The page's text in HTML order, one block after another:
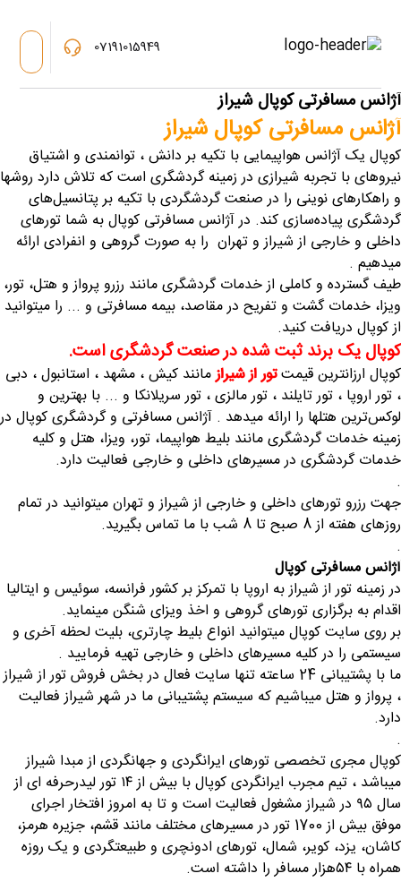
07191015949
آژانس مسافرتی کوپال شیراز
آژانس مسافرتی کوپال شیراز
کوپال یک آژانس هواپیمایی با تکیه بر دانش ، توانمندی و اشتیاق
نیروهای با تجربه شیرازی در زمینه گردشگری است که تلاش دارد روشها
و راهکارهای نوینی را در صنعت گردشگردی با تکیه بر پتانسیل‌های
گردشگری پیاده‌سازی کند. در آژانس مسافرتی کوپال به شما تورهای
داخلی و خارجی از شیراز و تهران را به صورت گروهی و انفرادی ارائه
میدهیم .
طیف گسترده و کاملی از خدمات گردشگری مانند رزرو پرواز و هتل، تور،
ویزا، خدمات گشت و تفریح در مقاصد، بیمه مسافرتی و ... را میتوانید
از کوپال دریافت کنید.
کوپال یک برند ثبت شده در صنعت گردشگری است.
کوپال ارزانترین قیمتتور از شیرازمانند کیش ، مشهد ، استانبول ، دبی
، تور اروپا ، تور تایلند ، تور مالزی ، تور سریلانکا و ... با بهترین و
لوکس‌ترین هتلها را ارائه میدهد . آژانس مسافرتی و گردشگری کوپال در
زمینه خدمات گردشگری مانند بلیط هواپیما، تور، ویزا، هتل و کلیه
خدمات گردشگری در مسیرهای داخلی و خارجی فعالیت دارد.
.
جهت رزرو تورهای داخلی و خارجی از شیراز و تهران میتوانید در تمام
روزهای هفته از 8 صبح تا 8 شب با ما تماس بگیرید.
.
آژانس مسافرتی کوپال
در زمینه تور از شیراز به اروپا با تمرکز بر کشور فرانسه، سوئیس و ایتالیا
اقدام به برگزاری تورهای گروهی و اخذ ویزای شنگن مینماید.
بر روی سایت کوپال میتوانید انواع بلیط چارتری، بلیت لحظه آخری و
سیستمی را در کلیه مسیرهای داخلی و خارجی تهیه فرمایید .
ما با پشتیبانی 24 ساعته تنها سایت فعال در بخش فروش تور از شیراز
، پرواز و هتل میباشیم که سیستم پشتیبانی ما در شهر شیراز فعالیت
دارد.
.
کوپال مجری تخصصی تورهای ایرانگردی و جهانگردی از مبدا شیراز
میباشد ، تیم مجرب ایرانگردی کوپال با بیش از ۱۴ تور لیدرحرفه ای از
سال ۹۵ در شیراز مشغول فعالیت است و تا به امروز افتخار اجرای
موفق بیش از 1700 تور در مسیرهای مختلف مانند قشم، جزیره هرمز،
کاشان، یزد، کویر، شمال، تورهای ادونچری و طبیعتگردی و یک روزه
همراه با ۵۴هزار مسافر را داشته است.